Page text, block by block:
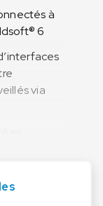
à
6
via
fiche